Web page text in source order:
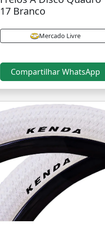
17 Branco
Mercado Livre
Compartilhar WhatsApp